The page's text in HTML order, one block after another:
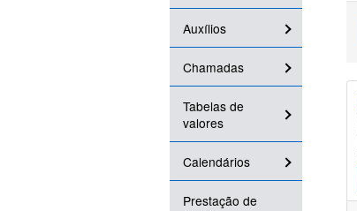
Auxílios
Chamadas
Tabelas de
valores
Calendários
Prestação de